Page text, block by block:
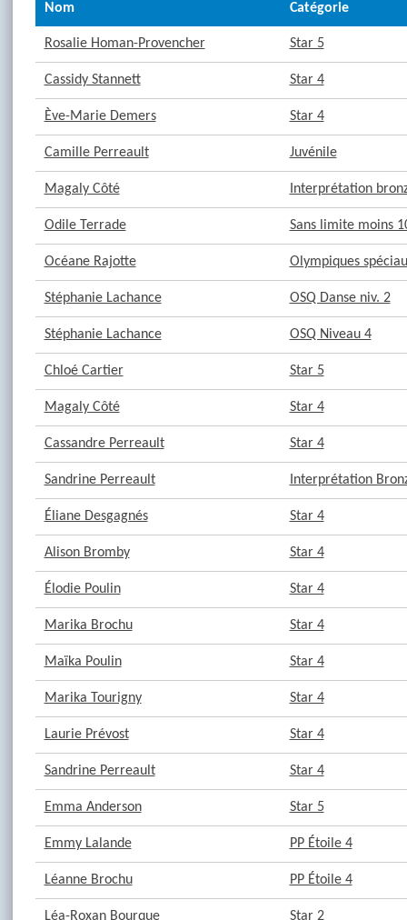
Nom Catégorie
Rosalie Homan-Provencher Star 5
Cassidy Stannett Star 4
Ève-Marie Demers Star 4
Camille Perreault Juvénile
Magaly Côté Interprétation
Odile Terrade Sans limite moins
Océane Rajotte Olympiques
Stéphanie Lachance OSQ Danse niv. 2
Stéphanie Lachance OSQ Niveau 4
Chloé Cartier Star 5
Magaly Côté Star 4
Cassandre Perreault Star 4
Sandrine Perreault Interprétation
Éliane Desgagnés Star 4
Alison Bromby Star 4
Élodie Poulin Star 4
Marika Brochu Star 4
Maïka Poulin Star 4
Marika Tourigny Star 4
Laurie Prévost Star 4
Sandrine Perreault Star 4
Emma Anderson Star 5
Emmy Lalande PP Étoile 4
Léanne Brochu PP Étoile 4
Léa-Roxan Bourque Star 2